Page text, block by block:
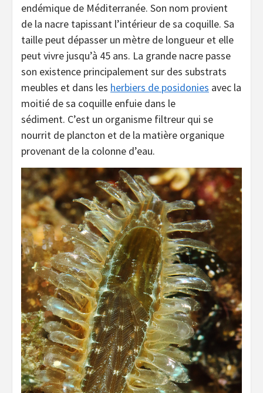
endémique de Méditerranée. Son nom provient
de la nacre tapissant l’intérieur de sa coquille. Sa
taille peut dépasser un mètre de longueur et elle
peut vivre jusqu’à 45 ans. La grande nacre passe
son existence principalement sur des substrats
meubles et dans les herbiers de posidonies avec la
moitié de sa coquille enfuie dans le
sédiment. C’est un organisme filtreur qui se
nourrit de plancton et de la matière organique
provenant de la colonne d’eau.